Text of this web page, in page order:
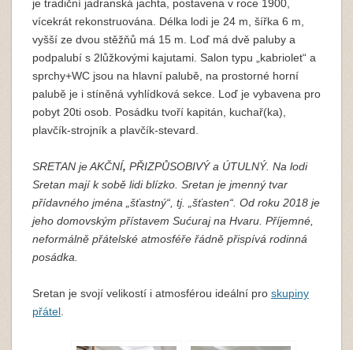
je tradiční jadranská jachta, postavena v roce 1900,
vícekrát rekonstruována. Délka lodi je 24 m, šířka 6 m,
vyšší ze dvou stěžňů má 15 m. Loď má dvě paluby a
podpalubí s 2lůžkovými kajutami. Salon typu „kabriolet“ a
sprchy+WC jsou na hlavní palubě, na prostorné horní
palubě je i stíněná vyhlídková sekce. Loď je vybavena pro
pobyt 20ti osob. Posádku tvoří kapitán, kuchař(ka),
plavčík-strojník a plavčík-stevard.
SRETAN je AKČNÍ, PŘIZPŮSOBIVÝ a ÚTULNÝ. Na lodi
Sretan mají k sobě lidi blízko. Sretan je jmenný tvar
přídavného jména „šťastný“, tj. „šťasten“. Od roku 2018 je
jeho domovským přístavem Sućuraj na Hvaru. Příjemné,
neformálně přátelské atmosféře řádně přispívá rodinná
posádka.
Sretan je svojí velikostí i atmosférou ideální pro skupiny
přátel